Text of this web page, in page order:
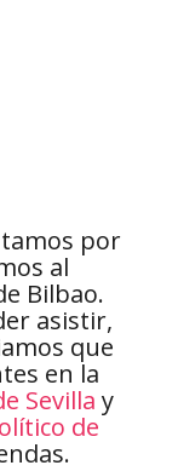
por
al
Bilbao.
asistir,
que
en la
Sevilla y
de